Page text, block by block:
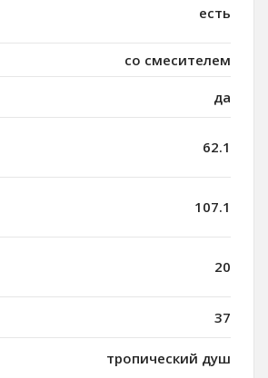
есть
со смесителем
да
62.1
107.1
20
37
тропический душ